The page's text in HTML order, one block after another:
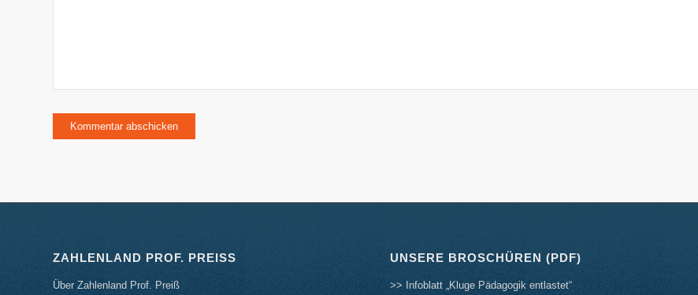
ZAHLENLAND PROF. PREISS
Über Zahlenland Prof. Preiß
UNSERE BROSCHÜREN (PDF)
>> Infoblatt „Kluge Pädagogik entlastet“